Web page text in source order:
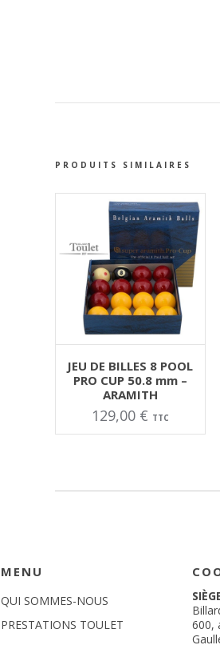
PRODUITS SIMILAIRES
JEU DE BILLES 8 POOL
PRO CUP 50.8 mm –
ARAMITH
129,00 € TTC
MENU
QUI SOMMES-NOUS
PRESTATIONS TOULET
600,